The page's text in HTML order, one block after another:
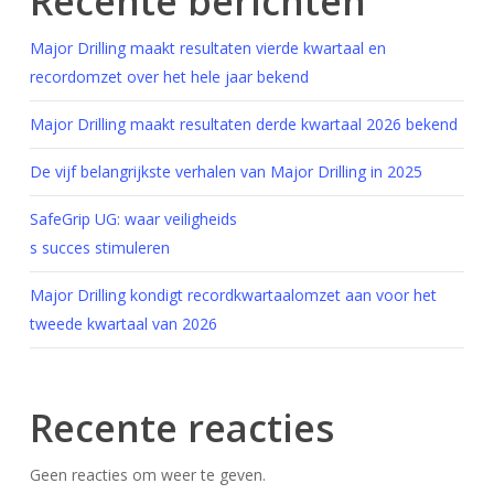
Major Drilling maakt resultaten vierde kwartaal en
recordomzet over het hele jaar bekend
Major Drilling maakt resultaten derde kwartaal 2026 bekend
De vijf belangrijkste verhalen van Major Drilling in 2025
SafeGrip UG: waar veiligheids
s succes stimuleren
Major Drilling kondigt recordkwartaalomzet aan voor het
tweede kwartaal van 2026
Recente reacties
Geen reacties om weer te geven.